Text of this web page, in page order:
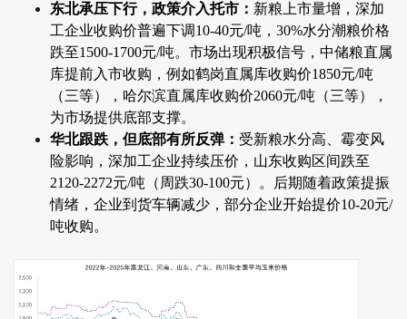
东北承压下行，政策介入托市： 新粮上市量增，深加
工企业收购价普遍下调10-40元/吨，30%水分潮粮价格
跌至1500-1700元/吨。市场出现积极信号，中储粮直属
库提前入市收购，例如鹤岗直属库收购价1850元/吨
（三等），哈尔滨直属库收购价2060元/吨（三等），
为市场提供底部支撑。
华北跟跌，但底部有所反弹： 受新粮水分高、霉变风
险影响，深加工企业持续压价，山东收购区间跌至
2120-2272元/吨（周跌30-100元）。后期随着政策提振
情绪，企业到货车辆减少，部分企业开始提价10-20元/
吨收购。